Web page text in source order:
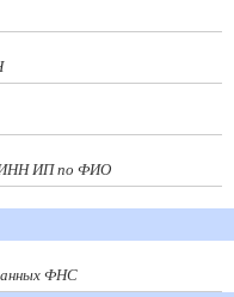
ИНН ИП по ФИО
ФНС